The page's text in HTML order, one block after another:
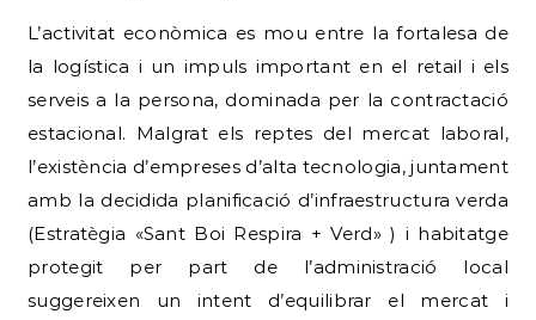
L’activitat econòmica es mou entre la fortalesa de
la logística i un impuls important en el retail i els
serveis a la persona, dominada per la contractació
estacional. Malgrat els reptes del mercat laboral,
l’existència d’empreses d’alta tecnologia, juntament
amb la decidida planificació d’infraestructura verda
(Estratègia «Sant Boi Respira + Verd» ) i habitatge
protegit per part de l’administració local
suggereixen un intent d’equilibrar el mercat i